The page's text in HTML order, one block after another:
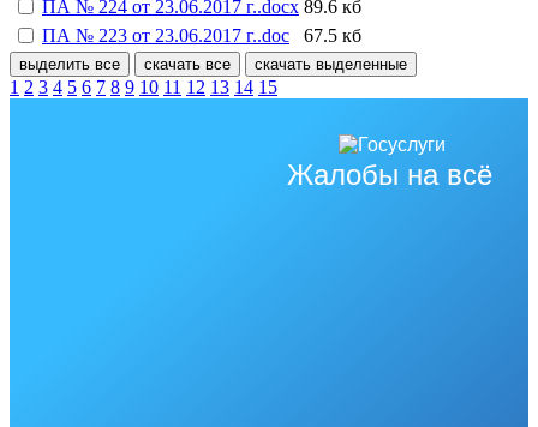
ПА № 224 от 23.06.2017 г..docx 89.6 кб
ПА № 223 от 23.06.2017 г..doc
67.5 кб
выделить все скачать все скачать выделенные
1 2 3 4 5 6 7 8 9 10 11 12 13 14 15
Жалобы на всё